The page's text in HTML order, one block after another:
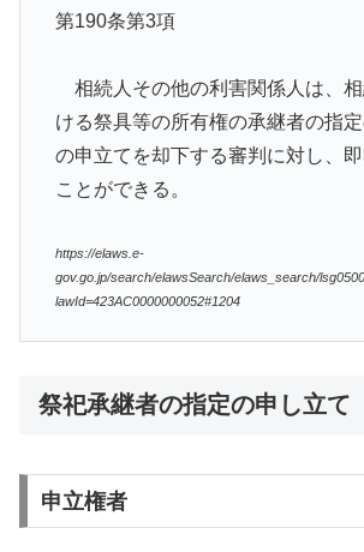
第190条第3項
相続人その他の利害関係人は、
ける祭具等の所有権の承継者の指
の申立てを却下する審判に対し、
ことができる。
https://elaws.e-
gov.go.jp/search/elawsSearch/elaws_search/
lawId=423AC0000000052#1204
祭祀承継者の指定の申し立て
申立権者